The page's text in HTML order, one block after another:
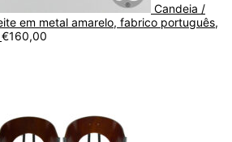
Candeia /
em metal amarelo, fabrico português,
€160,00